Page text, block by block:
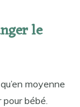
le
moyenne
bébé.